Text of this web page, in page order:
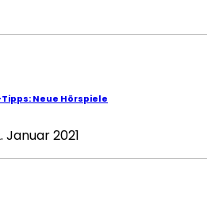
Neue Hörspiele
Januar 2021